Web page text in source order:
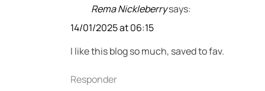
Rema Nickleberrysays:
14/01/2025 at 06:15
I like this blog so much, saved to fav.
Responder